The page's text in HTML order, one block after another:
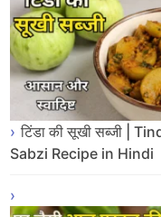
टिंडा की सूखी सब्जी |
Sabzi Recipe in Hindi